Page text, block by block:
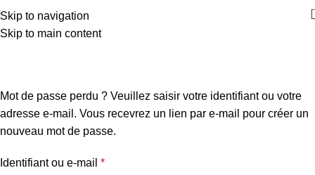
Skip to navigation
Skip to main content
Mot de passe perdu
Mot de passe perdu ? Veuillez saisir votre identifiant ou votre
adresse e-mail. Vous recevrez un lien par e-mail pour créer un
nouveau mot de passe.
Identifiant ou e-mail *